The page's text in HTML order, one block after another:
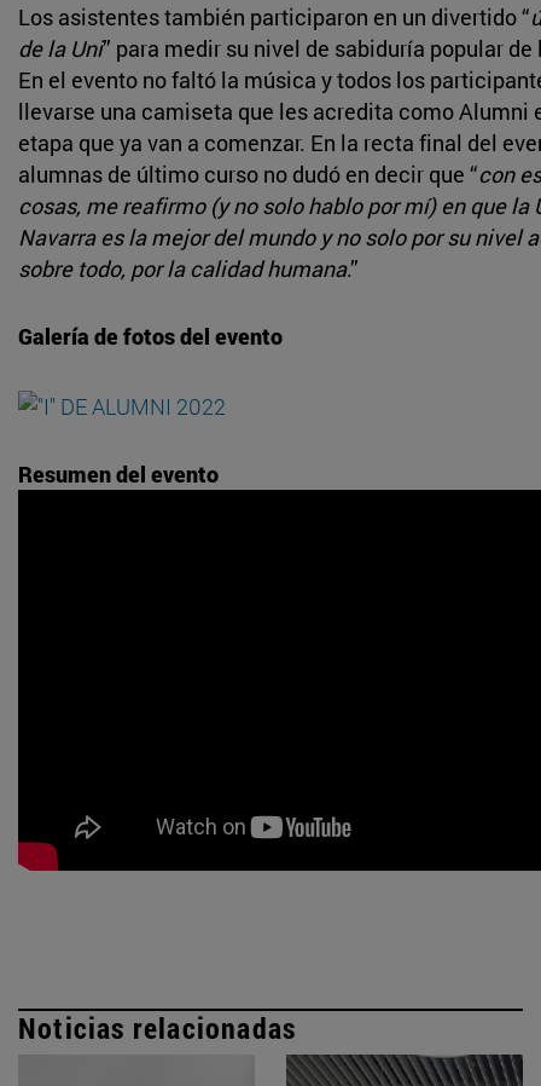
Los asistentes también participaron en un divertido “
de la Uni” para medir su nivel de sabiduría popular
En el evento no faltó la música y todos los
llevarse una camiseta que les acredita como Alumni
etapa que ya van a comenzar. En la recta final del
alumnas de último curso no dudó en decir que “con
cosas, me reafirmo (y no solo hablo por mí) en que la
Navarra es la mejor del mundo y no solo por su nivel
sobre todo, por la calidad humana.”
Galería de fotos del evento
Resumen del evento
Noticias relacionadas